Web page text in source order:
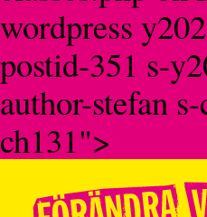
wordpress
postid-351 s-
author-stefan
ch131">